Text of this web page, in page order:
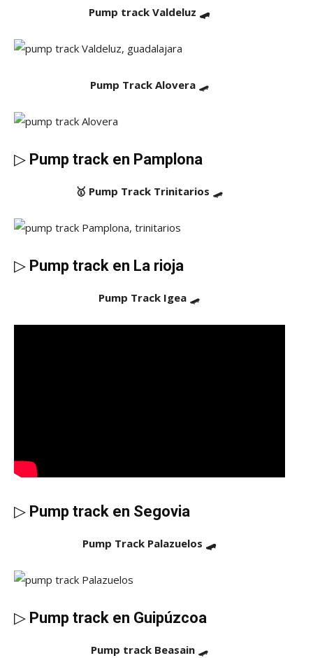
Pump track Valdeluz 🛹
Pump Track Alovera🛹
▷ Pump track en Pamplona
🥇 Pump Track Trinitarios 🛹
▷ Pump track en La rioja
Pump Track Igea 🛹
▷ Pump track en Segovia
Pump Track Palazuelos 🛹
▷ Pump track en Guipúzcoa
Pump track Beasain🛹